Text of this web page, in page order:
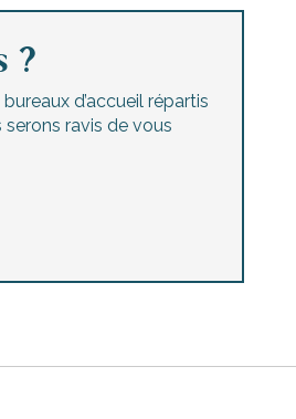
?
d’accueil répartis
serons ravis de vous